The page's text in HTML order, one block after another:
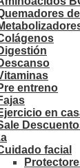
entreno
en
facial